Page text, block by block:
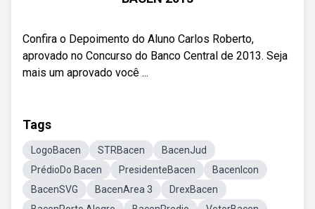
Confira o Depoimento do Aluno Carlos Roberto,
aprovado no Concurso do Banco Central de 2013. Seja
mais um aprovado você ...
Tags
LogoBacen STRBacen
BacenJud
PrédioDo Bacen
PresidenteBacen
BacenIcon
BacenSVG
BacenArea 3
DrexBacen